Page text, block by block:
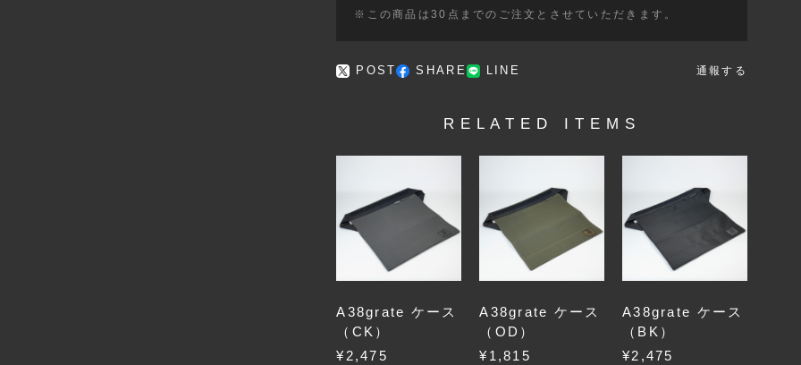
※この商品は30点までのご注文とさせていただきます。
POST SHARE LINE 通報する
RELATED ITEMS
A38grate ケース
（CK）
¥2,475
A38grate ケース
（OD）
¥1,815
A38grate ケース
（BK）
¥2,475